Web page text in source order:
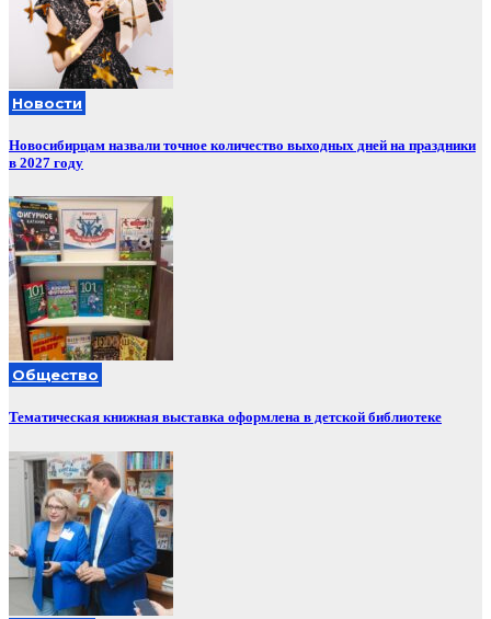
Новости
Новосибирцам назвали точное количество выходных дней на праздники
в 2027 году
Общество
Тематическая книжная выставка оформлена в детской библиотеке